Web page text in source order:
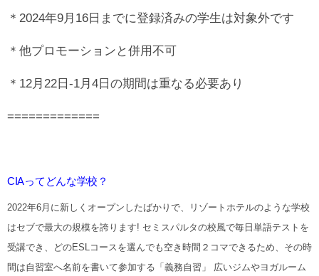
＊2024年9月16日までに登録済みの学生は対象外です
＊他プロモーションと併用不可
＊12月22日-1月4日の期間は重なる必要あり
=============
CIAってどんな学校？
2022年6月に新しくオープンしたばかりで、リゾートホテルのような学校
はセブで最大の規模を誇ります! セミスパルタの校風で毎日単語テストを
受講でき、どのESLコースを選んでも空き時間２コマできるため、その時
間は自習室へ名前を書いて参加する「義務自習」 広いジムやヨガルーム